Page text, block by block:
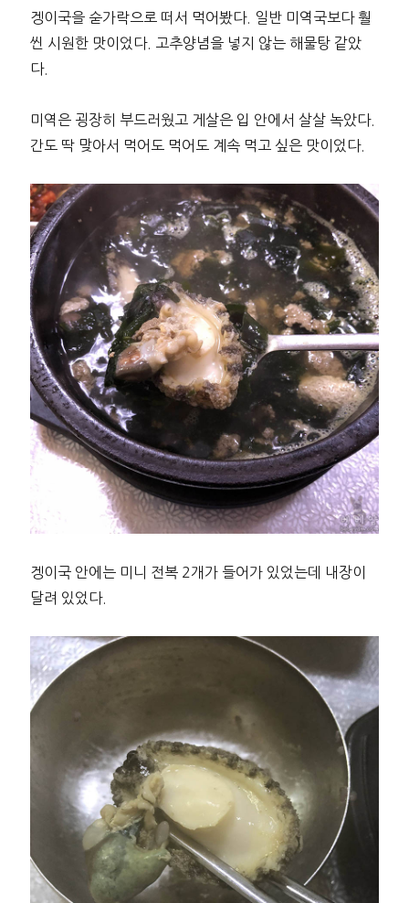
겡이국을 숟가락으로 떠서 먹어봤다. 일반 미역국보다 훨
씬 시원한 맛이었다. 고추양념을 넣지 않는 해물탕 같았
다.
미역은 굉장히 부드러웠고 게살은 입 안에서 살살 녹았다.
간도 딱 맞아서 먹어도 먹어도 계속 먹고 싶은 맛이었다.
겡이국 안에는 미니 전복 2개가 들어가 있었는데 내장이
달려 있었다.